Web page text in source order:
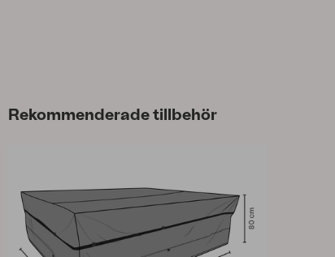
Rekommenderade tillbehör